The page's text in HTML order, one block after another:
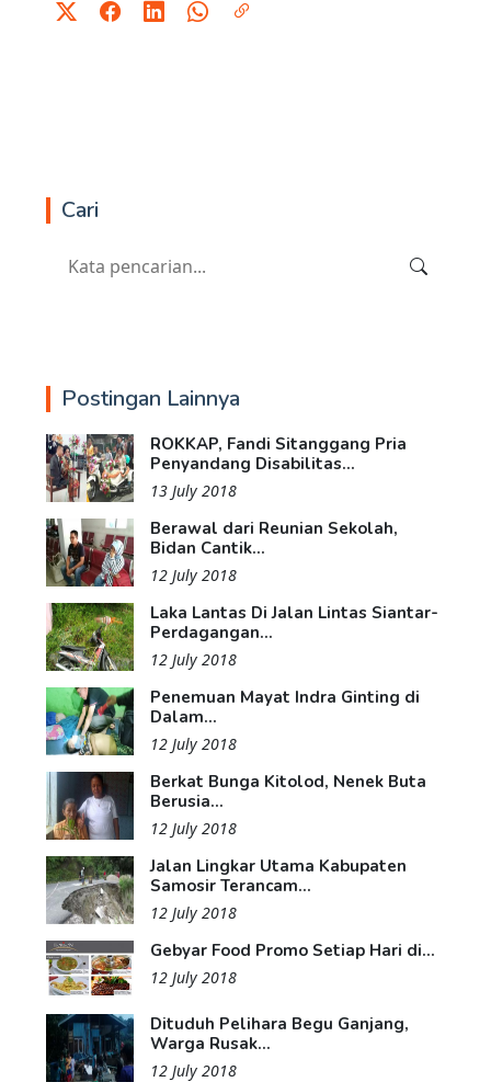
Cari
Postingan Lainnya
ROKKAP, Fandi Sitanggang Pria
Penyandang Disabilitas...
13 July 2018
Berawal dari Reunian Sekolah,
Bidan Cantik...
12 July 2018
Laka Lantas Di Jalan Lintas Siantar-
Perdagangan...
12 July 2018
Penemuan Mayat Indra Ginting di
Dalam...
12 July 2018
Berkat Bunga Kitolod, Nenek Buta
Berusia...
12 July 2018
Jalan Lingkar Utama Kabupaten
Samosir Terancam...
12 July 2018
Gebyar Food Promo Setiap Hari di...
12 July 2018
Dituduh Pelihara Begu Ganjang,
Warga Rusak...
12 July 2018